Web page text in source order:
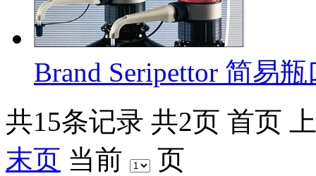
Brand Seripettor 简易
共15条记录 共2页 首页
末页 当前 页